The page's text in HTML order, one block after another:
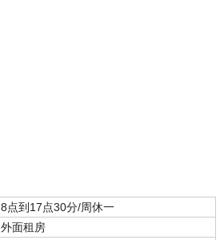
8点到17点30分/周休一
外面租房